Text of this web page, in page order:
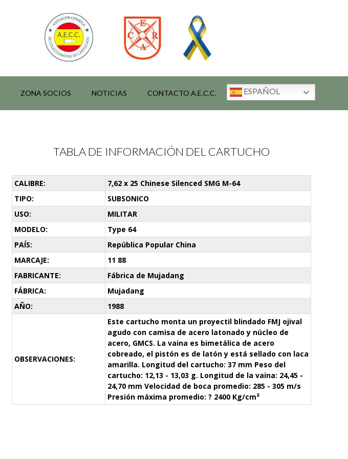
ZONA SOCIOS NOTICIAS CONTACTO A.E.C.C. ESPAÑOL
TABLA DE INFORMACIÓN DEL CARTUCHO
CALIBRE:
7,62 x 25 Chinese Silenced SMG M-64
TIPO:
SUBSONICO
USO:
MILITAR
MODELO:
Type 64
PAÍS:
República Popular China
MARCAJE:
11 88
FABRICANTE:
Fábrica de Mujadang
FÁBRICA:
Mujadang
AÑO:
1988
OBSERVACIONES:
Este cartucho monta un proyectil blindado FMJ ojival
agudo con camisa de acero latonado y núcleo de
acero, GMCS. La vaina es bimetálica de acero
cobreado, el pistón es de latón y está sellado con laca
amarilla. Longitud del cartucho: 37 mm Peso del
cartucho: 12,13 - 13,03 g. Longitud de la vaina: 24,45 -
24,70 mm Velocidad de boca promedio: 285 - 305 m/s
Presión máxima promedio: ? 2400 Kg/cm²